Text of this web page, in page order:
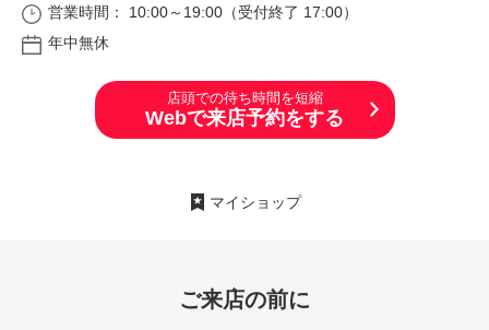
営業時間： 10:00～19:00（受付終了 17:00）
年中無休
店頭での待ち時間を短縮
Webで来店予約をする
マイショップ
ご来店の前に